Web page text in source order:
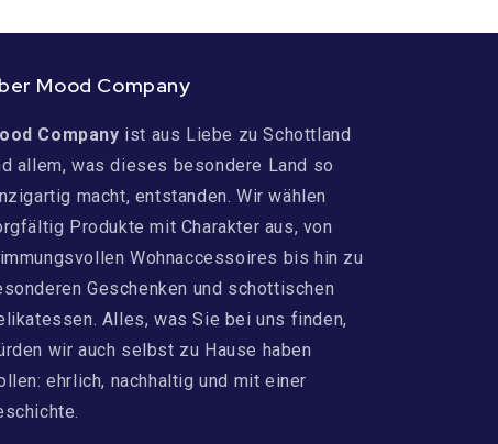
Mood Company
Company ist aus Liebe zu Schottland
allem, was dieses besondere Land so
macht, entstanden. Wir wählen
Produkte mit Charakter aus, von
Wohnaccessoires bis hin zu
Geschenken und schottischen
Alles, was Sie bei uns finden,
wir auch selbst zu Hause haben
ehrlich, nachhaltig und mit einer